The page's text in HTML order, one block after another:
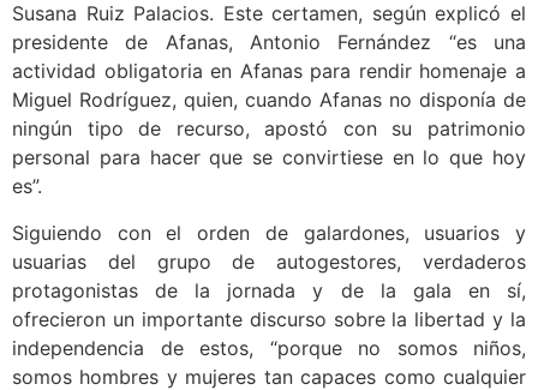
Susana Ruiz Palacios. Este certamen, según explicó el
presidente de Afanas, Antonio Fernández “es una
actividad obligatoria en Afanas para rendir homenaje a
Miguel Rodríguez, quien, cuando Afanas no disponía de
ningún tipo de recurso, apostó con su patrimonio
personal para hacer que se convirtiese en lo que hoy
es”.
Siguiendo con el orden de galardones, usuarios y
usuarias del grupo de autogestores, verdaderos
protagonistas de la jornada y de la gala en sí,
ofrecieron un importante discurso sobre la libertad y la
independencia de estos, “porque no somos niños,
somos hombres y mujeres tan capaces como cualquier